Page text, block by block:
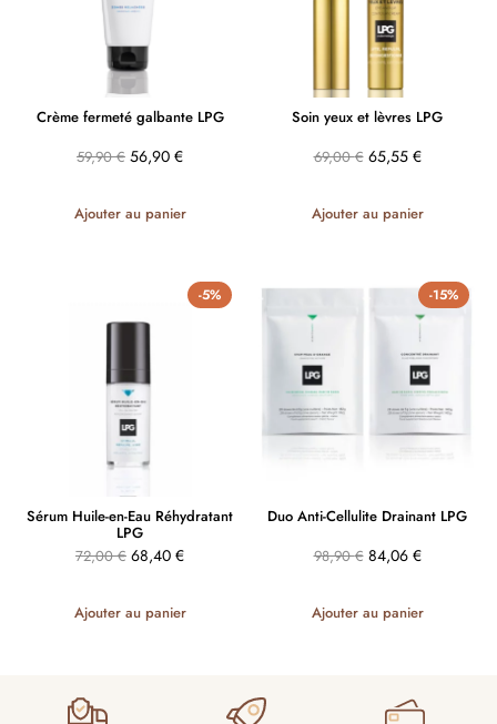
Crème fermeté galbante LPG
59,90€ 56,90 €
Ajouter au panier
Soin yeux et lèvres LPG
69,00€ 65,55 €
Ajouter au panier
-5%
Sérum Huile-en-Eau Réhydratant
LPG
72,00€ 68,40 €
Ajouter au panier
-15%
Duo Anti-Cellulite Drainant LPG
98,90€ 84,06 €
Ajouter au panier